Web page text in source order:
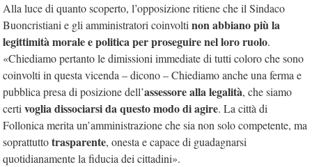
Alla luce di quanto scoperto, l’opposizione ritiene che il Sindaco
Buoncristiani e gli amministratori coinvolti non abbiano più la
legittimità morale e politica per proseguire nel loro ruolo.
«Chiediamo pertanto le dimissioni immediate di tutti coloro che sono
coinvolti in questa vicenda – dicono – Chiediamo anche una ferma e
pubblica presa di posizione dell’assessore alla legalità, che siamo
certi voglia dissociarsi da questo modo di agire. La città di
Follonica merita un’amministrazione che sia non solo competente, ma
soprattuttotrasparente, onesta e capace di guadagnarsi
quotidianamente la fiducia dei cittadini».